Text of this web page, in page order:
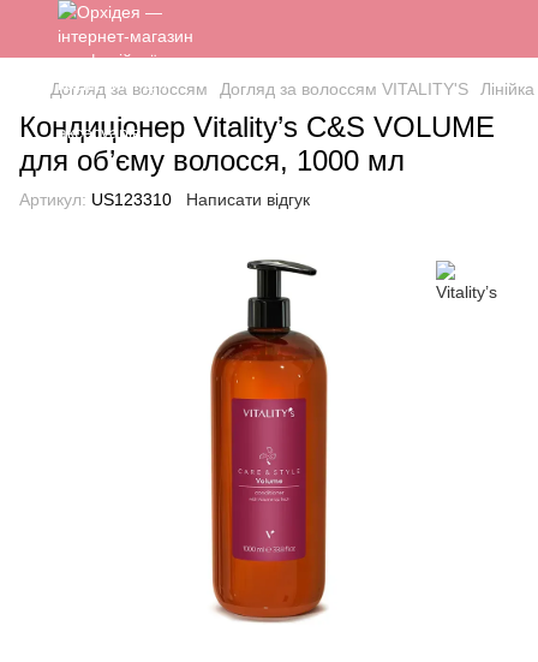
Догляд за волоссям Догляд за волоссям VITALITY'S
Кондиціонер Vitality’s C&S VOLUME
для об’єму волосся, 1000 мл
Артикул: US123310 Написати відгук